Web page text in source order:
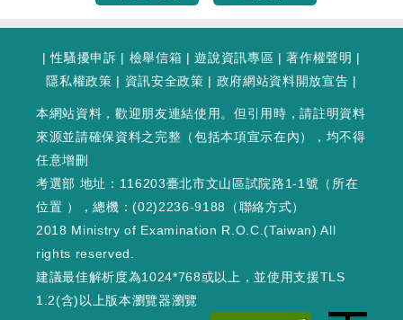
|性騷擾申訴 | 檢舉信箱 |遊說資訊專區 |著作權聲明 |
隱私權政策 | 資訊安全政策 | 政府網站資料開放宣告 |
本網站資料，歡迎朋友連結使用。但引用時，請註明資料
來源並請確保資料之完整（包括本項宣示在內），均不得
任意增刪
考選部 地址：116203臺北市文山區試院路1-1號（ 所在
位置 ），總機：(02)2236-9188（聯絡方式）
2018 Ministry of Examination R.O.C.(Taiwan) All
rights reserved.
建議最佳解析度為1024*768或以上，並使用支援TLS
1.2(含)以上版本瀏覽器瀏覽